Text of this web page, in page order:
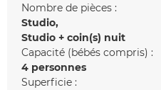
Nombre de pièces :
Studio
Studio + coin(s) nuit
Capacité (bébés compris) :
4 personnes
Superficie :